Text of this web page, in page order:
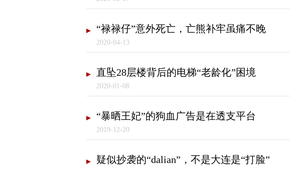
“禄禄仔”意外死亡，亡熊补牢虽痛不晚
2020-04-13
直坠28层楼背后的电梯“老龄化”困境
2020-01-08
“暴晒王妃”的狗血广告是在透支平台
2019-12-20
疑似抄袭的“dalian”，不是大连是“打脸”